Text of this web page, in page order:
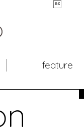

feature